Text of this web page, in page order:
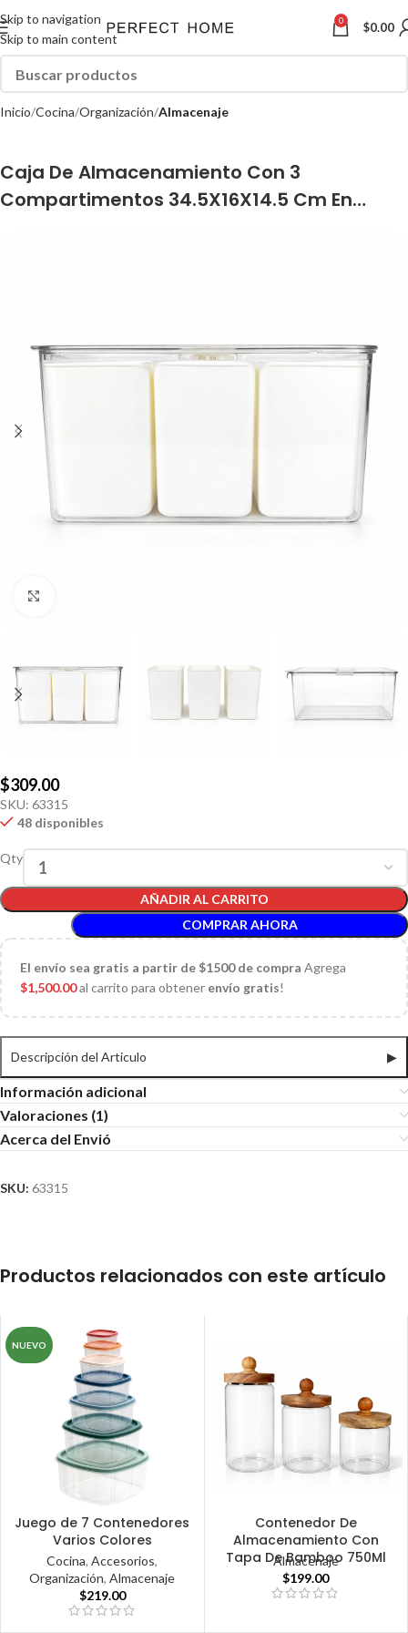
Skip to navigation
Skip to main content
0 $0.00
Inicio Cocina Organización Almacenaje
Caja De Almacenamiento Con 3
Compartimentos 34.5X16X14.5 Cm En
$309.00
SKU: 63315
48 disponibles
Qty
AÑADIR AL CARRITO
COMPRAR AHORA
El envío sea gratis a partir de $1500 de compra Agrega
$1,500.00al carrito para obtener envío gratis!
Descripción del Articulo ▶
Información adicional
Valoraciones (1)
Acerca del Envió
SKU: 63315
Productos relacionados con este artículo
NUEVO
Juego de 7 Contenedores
Varios Colores
Cocina,Accesorios,
Organización,Almacenaje
$219.00
Contenedor De
Almacenamiento Con
Tapa De Bamboo 750Ml
Almacenaje
$199.00